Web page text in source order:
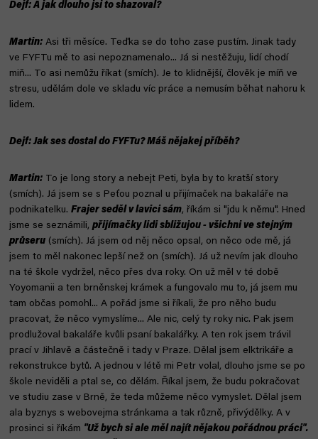
Dejf: A jak dlouho jsi to shazoval?
Martin: Asi tři měsíce. Teďka se do toho zase pustím. Jinak tady
ve FYFTu mě to asi nepoznamenalo... Já si nestěžuju, lidí chodí
miň... To asi nemůžu říkat (smích). Je to klidnější, člověk je míň ve
stresu, udělám dole ve skladu víc práce a nemusím běhat nahoru k
lidem.
Dejf: Jak ses dostal do FYFTu? Máš nějakej příběh?
Martin: To je long story a nebejt Peti, byla by to kratší story
(smích). Já jsem se s Peťou poznal u přijímaček na bakaláře na
podnikatelku. Frajer seděl v lavici sám, říkám si "jdu k němu". Hned
jsme se seznámili, přijímačky lidi sbližujou - všichni ve stejným
průseru (smích). Já jsem od něj něco opsal, on něco ode mě, já
jsem to měl nakonec lepší než on (smích). Já už nevím jak dlouho
na té škole vydržel, něco přes dva roky. On už měl v té době
Yoyomanii a ten brněnskej krámek a fungovalo mu to, já jsem mu
tam občas pomohl... A pořád jsme si říkali, že pro něho budu
pracovat, že něco vymyslíme... Ale nic, celý ty roky nic. Pak jsem
prodlužoval bakaláře kvůli psaní bakalářky. A ten rok jsem trávil
prací v Jihlavě a částečně i tady v Praze. Dělal jsem elktrikáře a
rekonstrukce bytů. A jednou v létě mi Petr volal, dlouho jsme se po
škole neviděli a ptal se, co dělám. Říkal jsem, že budu pokračovat
ve studiu zase v Brně, že teda můžeme něco vymyslet. Dělal jsem
ala byznys s webovejma stránkama a tak různě, přivýdělky. A v
prosinci si říkám "Už bych si ale měl najít nějakou pořádnou práci".